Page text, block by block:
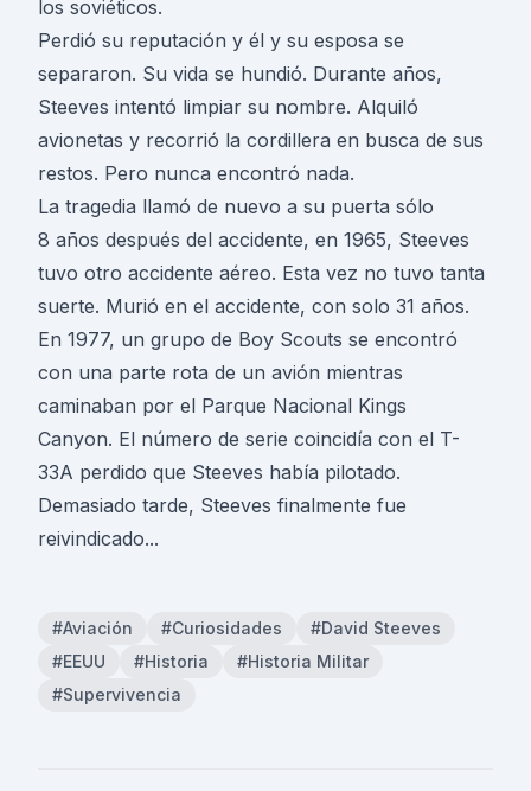
los soviéticos.
Perdió su reputación y él y su esposa se
separaron. Su vida se hundió. Durante años,
Steeves intentó limpiar su nombre. Alquiló
avionetas y recorrió la cordillera en busca de sus
restos. Pero nunca encontró nada.
La tragedia llamó de nuevo a su puerta sólo
8 años después del accidente, en 1965, Steeves
tuvo otro accidente aéreo. Esta vez no tuvo tanta
suerte. Murió en el accidente, con solo 31 años.
En 1977, un grupo de Boy Scouts se encontró
con una parte rota de un avión mientras
caminaban por el Parque Nacional Kings
Canyon. El número de serie coincidía con el T-
33A perdido que Steeves había pilotado.
Demasiado tarde, Steeves finalmente fue
reivindicado...
#Aviación #Curiosidades
#David Steeves
#EEUU
#Historia
#Historia Militar
#Supervivencia